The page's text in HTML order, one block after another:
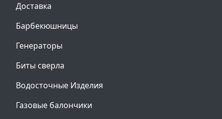
Доставка
Барбекюшницы
Генераторы
Биты сверла
Водосточные Изделия
Газовые балончики